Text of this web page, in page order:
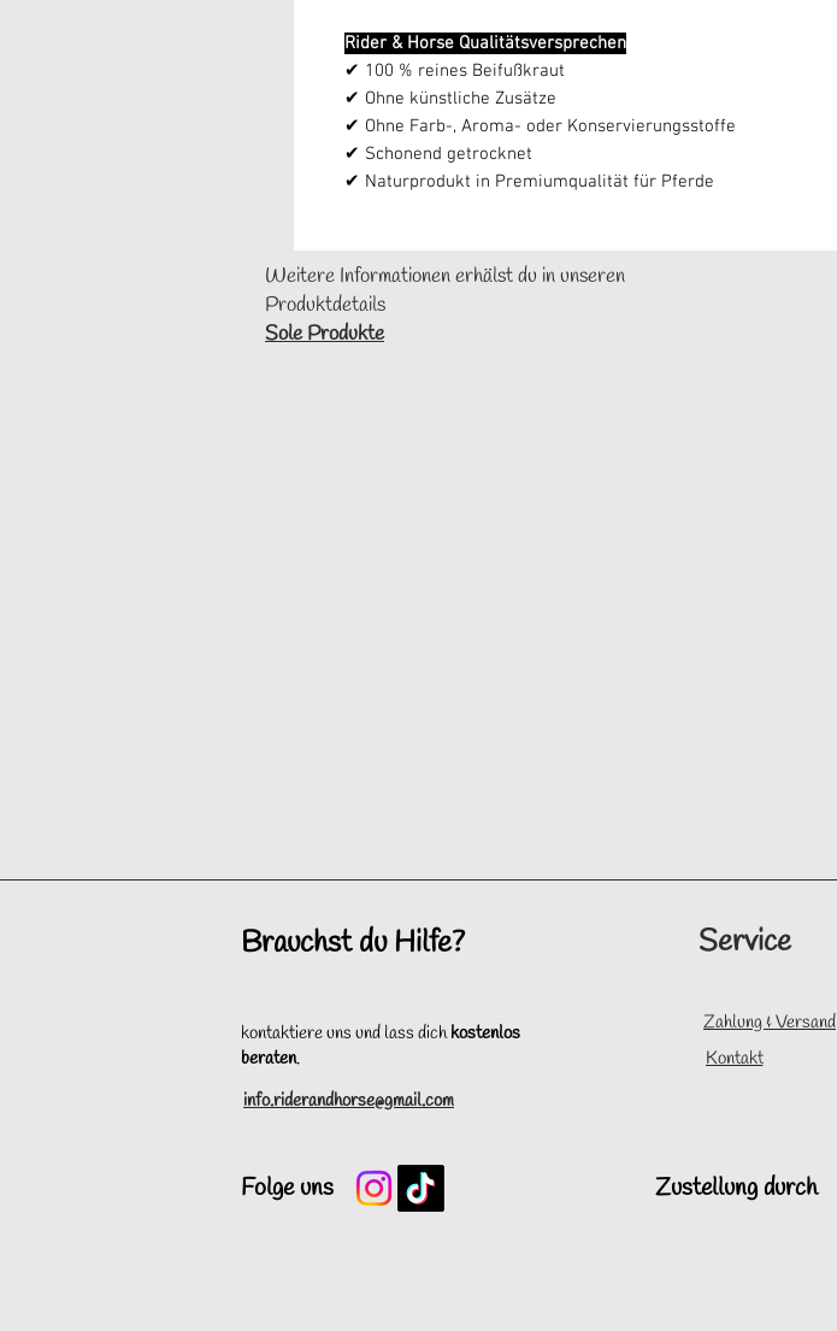
Rider & Horse Qualitätsversprechen
✔ 100 % reines Beifußkraut
✔ Ohne künstliche Zusätze
✔ Ohne Farb-, Aroma- oder Konservierungsstoffe
✔ Schonend getrocknet
✔ Naturprodukt in Premiumqualität für Pferde
Weitere Informationen erhälst du in unseren
Produktdetails
Sole Produkte
Brauchst du Hilfe? Service
kontaktiere uns und lass dichkostenlos
beraten.
Zahlung & Versand
Kontakt
info.riderandhorse@gmail.com
Folge uns Zustellung durch